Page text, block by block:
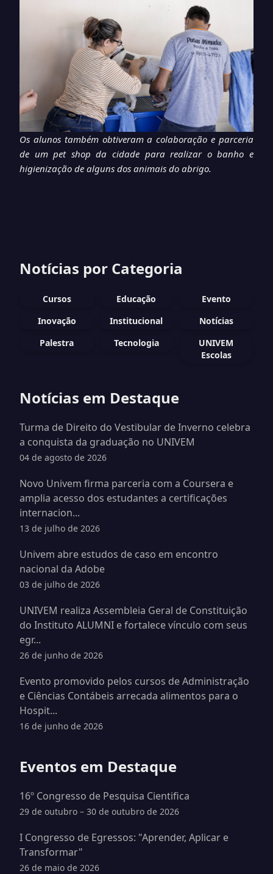
Os alunos também obtiveram a colaboração e parceria
de um pet shop da cidade para realizar o banho e
higienização de alguns dos animais do abrigo.
Notícias por Categoria
Cursos Educação
Evento
Inovação
Institucional
Notícias
Palestra
Tecnologia
UNIVEM
Escolas
Notícias em Destaque
Turma de Direito do Vestibular de Inverno celebra
a conquista da graduação no UNIVEM
04 de agosto de 2026
Novo Univem firma parceria com a Coursera e
amplia acesso dos estudantes a certificações
internacion...
13 de julho de 2026
Univem abre estudos de caso em encontro
nacional da Adobe
03 de julho de 2026
UNIVEM realiza Assembleia Geral de Constituição
do Instituto ALUMNI e fortalece vínculo com seus
egr...
26 de junho de 2026
Evento promovido pelos cursos de Administração
e Ciências Contábeis arrecada alimentos para o
Hospit...
16 de junho de 2026
Eventos em Destaque
16º Congresso de Pesquisa Cientifica
29 de outubro – 30 de outubro de 2026
I Congresso de Egressos: "Aprender, Aplicar e
Transformar"
26 de maio de 2026